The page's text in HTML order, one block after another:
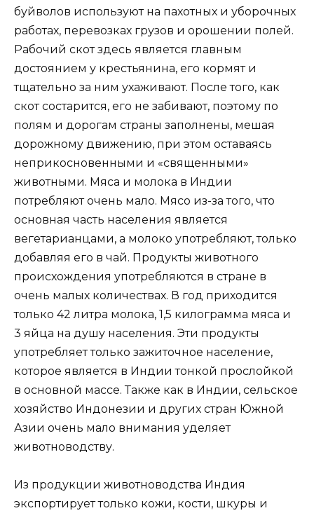
буйволов используют на пахотных и уборочных
работах, перевозках грузов и орошении полей.
Рабочий скот здесь является главным
достоянием у крестьянина, его кормят и
тщательно за ним ухаживают. После того, как
скот состарится, его не забивают, поэтому по
полям и дорогам страны заполнены, мешая
дорожному движению, при этом оставаясь
неприкосновенными и «священными»
животными. Мяса и молока в Индии
потребляют очень мало. Мясо из-за того, что
основная часть населения является
вегетарианцами, а молоко употребляют, только
добавляя его в чай. Продукты животного
происхождения употребляются в стране в
очень малых количествах. В год приходится
только 42 литра молока, 1,5 килограмма мяса и
3 яйца на душу населения. Эти продукты
употребляет только зажиточное население,
которое является в Индии тонкой прослойкой
в основной массе. Также как в Индии, сельское
хозяйство Индонезии и других стран Южной
Азии очень мало внимания уделяет
животноводству.
Из продукции животноводства Индия
экспортирует только кожи, кости, шкуры и